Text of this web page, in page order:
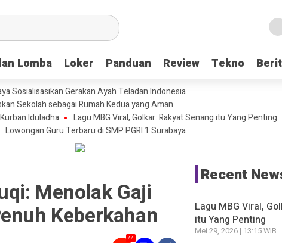
Lomba Loker Panduan Review Tekno
Lomba Loker Panduan Review Tekno
Sosialisasikan Gerakan Ayah Teladan Indonesia
Sekolah sebagai Rumah Kedua yang Aman
Iduladha
Lagu MBG Viral, Golkar: Rakyat Senang itu Yang Penting
Lowongan Guru Terbaru di SMP PGRI 1 Surabaya
Menolak Gaji
Keberkahan
44
Recent
Lagu MBG Viral,
itu Yang Penting
Mei 29, 2026 | 13:15 WIB